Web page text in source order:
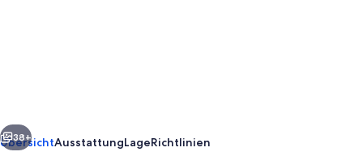
+
Weiter
38+
ÜbersichtAusstattungLageRichtlinien